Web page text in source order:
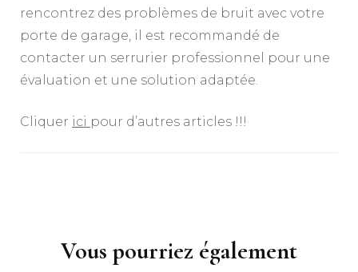
rencontrez des problèmes de bruit avec votre
porte de garage, il est recommandé de
contacter un serrurier professionnel pour une
évaluation et une solution adaptée.
Cliquer ici pour d’autres articles !!!
Vous pourriez également